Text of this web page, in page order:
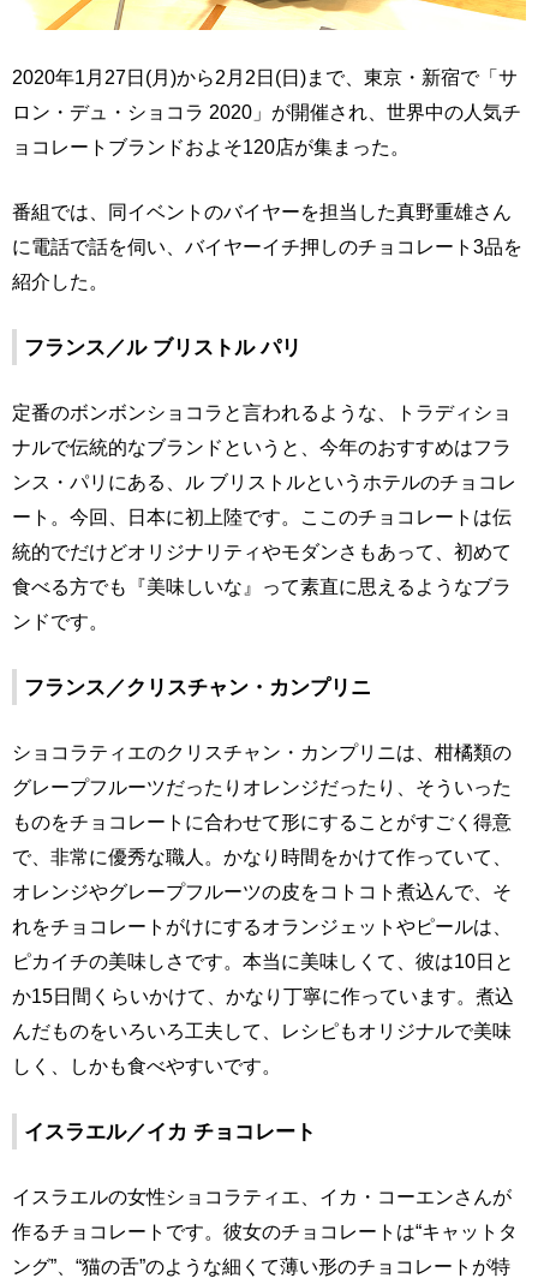
2020年1月27日(月)から2月2日(日)まで、東京・新宿で「サ
ロン・デュ・ショコラ 2020」が開催され、世界中の人気チ
ョコレートブランドおよそ120店が集まった。
番組では、同イベントのバイヤーを担当した真野重雄さん
に電話で話を伺い、バイヤーイチ押しのチョコレート3品を
紹介した。
フランス／ル ブリストル パリ
定番のボンボンショコラと言われるような、トラディショ
ナルで伝統的なブランドというと、今年のおすすめはフラ
ンス・パリにある、ル ブリストルというホテルのチョコレ
ート。今回、日本に初上陸です。ここのチョコレートは伝
統的でだけどオリジナリティやモダンさもあって、初めて
食べる方でも『美味しいな』って素直に思えるようなブラ
ンドです。
フランス／クリスチャン・カンプリニ
ショコラティエのクリスチャン・カンプリニは、柑橘類の
グレープフルーツだったりオレンジだったり、そういった
ものをチョコレートに合わせて形にすることがすごく得意
で、非常に優秀な職人。かなり時間をかけて作っていて、
オレンジやグレープフルーツの皮をコトコト煮込んで、そ
れをチョコレートがけにするオランジェットやピールは、
ピカイチの美味しさです。本当に美味しくて、彼は10日と
か15日間くらいかけて、かなり丁寧に作っています。煮込
んだものをいろいろ工夫して、レシピもオリジナルで美味
しく、しかも食べやすいです。
イスラエル／イカ チョコレート
イスラエルの女性ショコラティエ、イカ・コーエンさんが
作るチョコレートです。彼女のチョコレートは“キャットタ
ング”、“猫の舌”のような細くて薄い形のチョコレートが特